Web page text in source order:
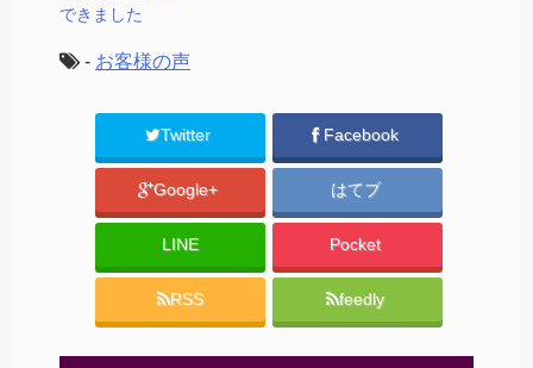
できました
- お客様の声
Twitter Facebook
Google+ はてブ
LINE Pocket
RSS feedly